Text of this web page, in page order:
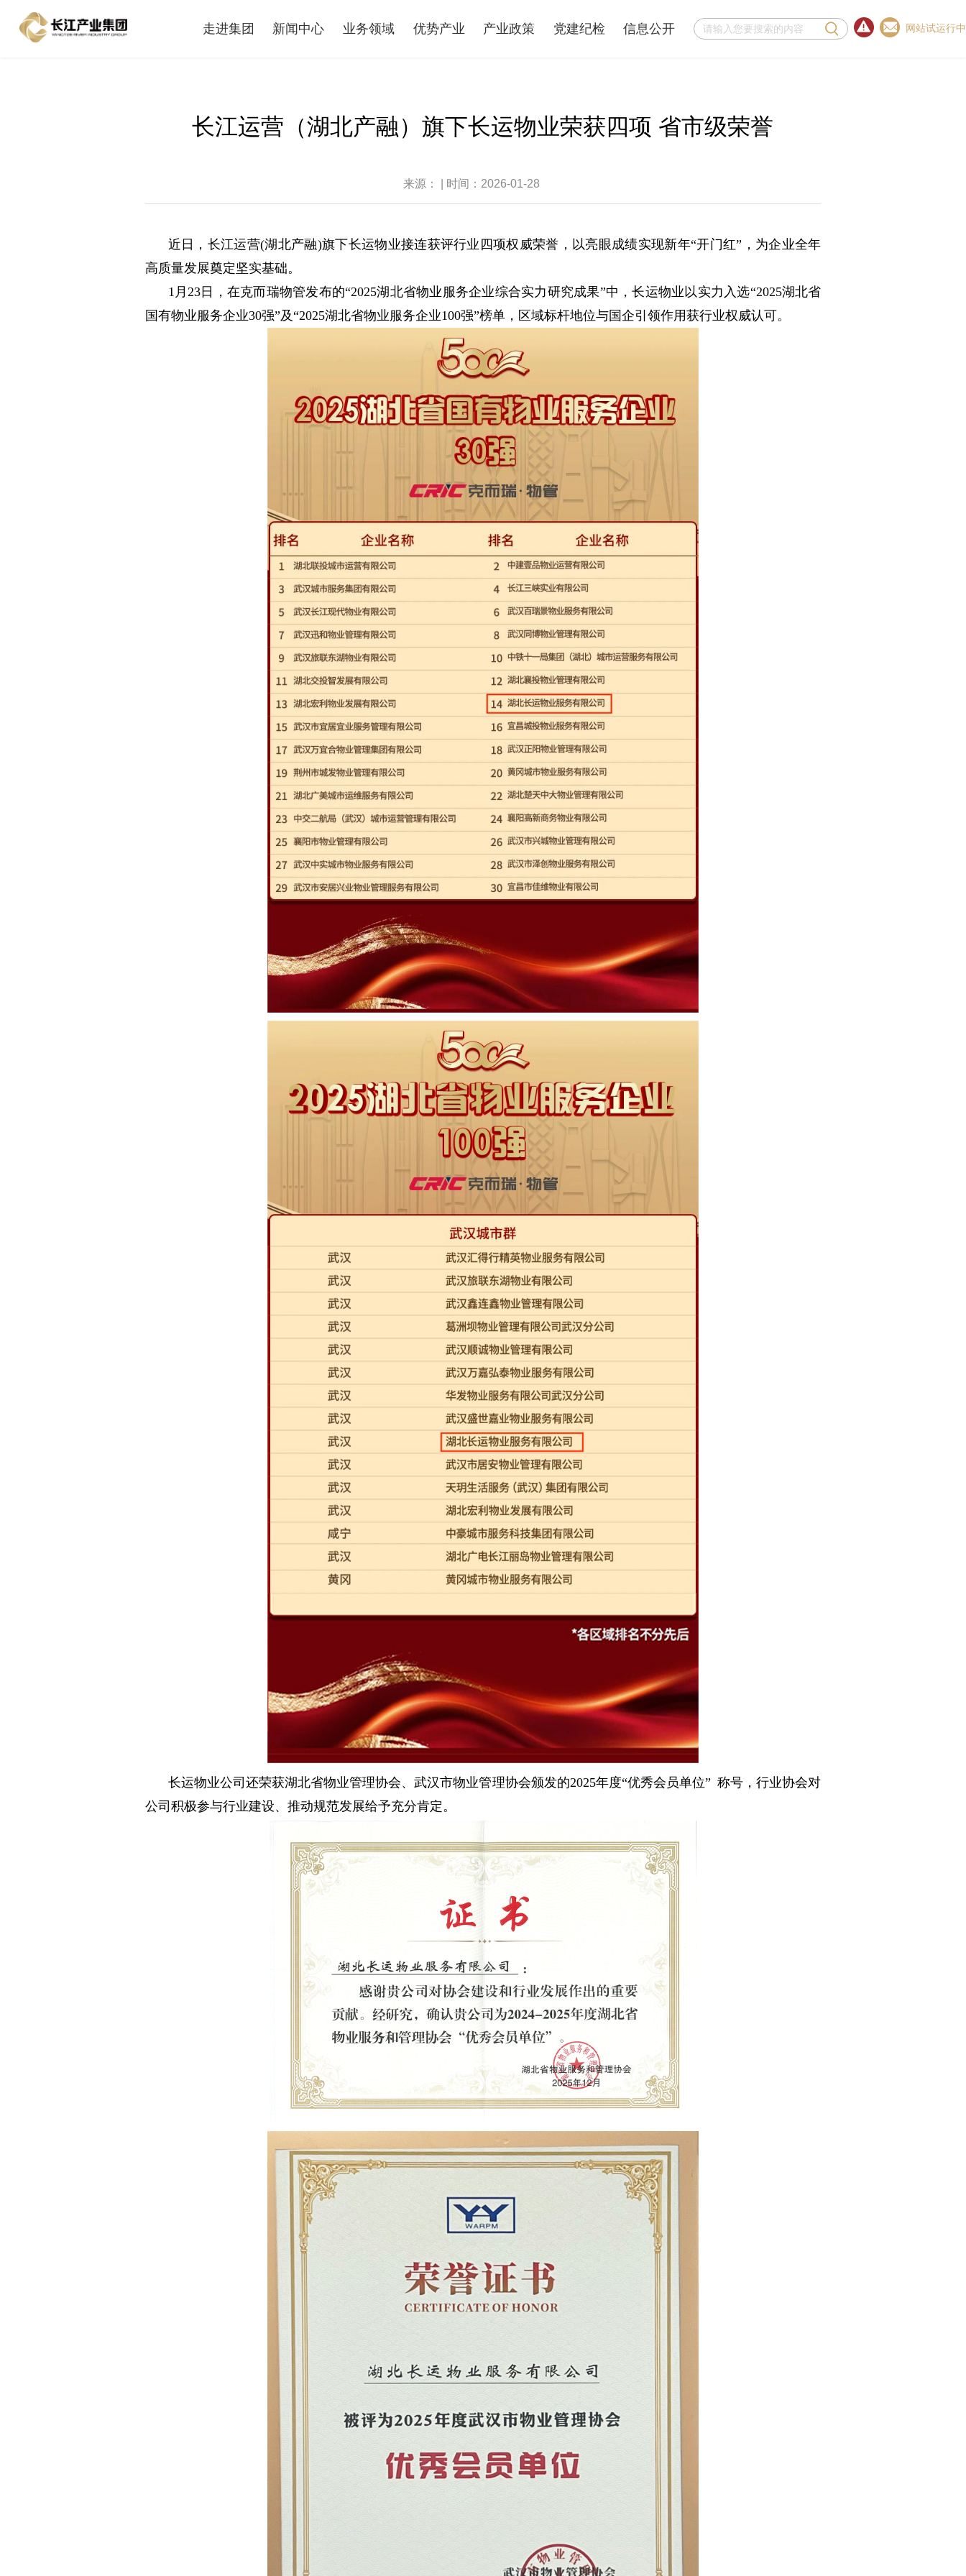
走进集团 新闻中心 业务领域 优势产业 产业政策 党建纪检 信息公开 网站试运行中
长江运营（湖北产融）旗下长运物业荣获四项 省市级荣誉
来源： | 时间：2026-01-28
近日，长江运营(湖北产融)旗下长运物业接连获评行业四项权威荣誉，以亮眼成绩实现新年“开门红”，为企业全年
高质量发展奠定坚实基础。
1月23日，在克而瑞物管发布的“2025湖北省物业服务企业综合实力研究成果”中，长运物业以实力入选“2025湖北省
国有物业服务企业30强”及“2025湖北省物业服务企业100强”榜单，区域标杆地位与国企引领作用获行业权威认可。
长运物业公司还荣获湖北省物业管理协会、武汉市物业管理协会颁发的2025年度“优秀会员单位” 称号，行业协会对
公司积极参与行业建设、推动规范发展给予充分肯定。